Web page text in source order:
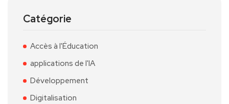
Catégorie
Accès à l'Éducation
applications de l'IA
Développement
Digitalisation